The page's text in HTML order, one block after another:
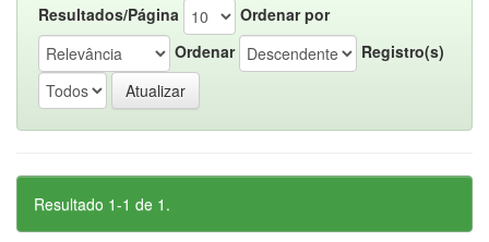
Resultados/Página
Ordenar por
Ordenar
Registro(s)
Resultado 1-1 de 1.